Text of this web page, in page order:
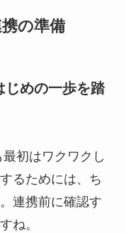
の準備
めの一歩を踏
初はワクワクし
るためには、ち
連携前に確認す
ね。